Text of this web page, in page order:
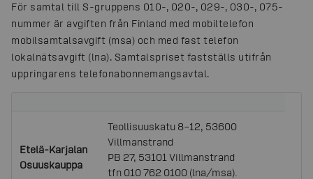
För samtal till S-gruppens 010-, 020-, 029-, 030-, 075-
nummer är avgiften från Finland med mobiltelefon
mobilsamtalsavgift (msa) och med fast telefon
lokalnätsavgift (lna). Samtalspriset fastställs utifrån
uppringarens telefonabonnemangsavtal.
Etelä-Karjalan
Osuuskauppa
Teollisuuskatu 8–12, 53600
Villmanstrand
PB 27, 53101 Villmanstrand
tfn 010 762 0100 (lna/msa).